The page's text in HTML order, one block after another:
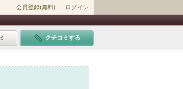
会員登録(無料) ログイン
クチコミする